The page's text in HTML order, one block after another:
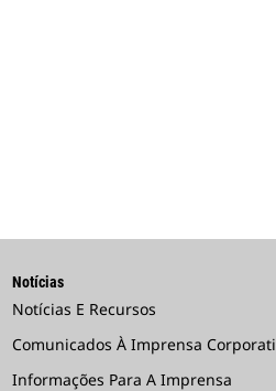
Notícias
Notícias E Recursos
Comunicados À Imprensa
Informações Para A Imprensa